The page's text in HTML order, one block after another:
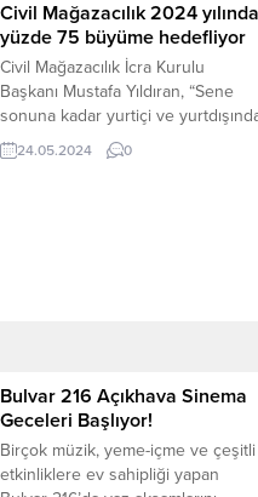
Civil Mağazacılık 2024 yılında
yüzde 75 büyüme hedefliyor
Civil Mağazacılık İcra Kurulu
Başkanı Mustafa Yıldıran, “Sene
sonuna kadar yurtiçi ve
123 mağaza ve 300’ün üzerinde
yeni işe alım ile 2024’te yüzde 75
24.05.2024 0
Bulvar 216 Açıkhava Sinema
Geceleri Başlıyor!
Birçok müzik, yeme-içme ve çeşitli
etkinliklere ev sahipliği yapan